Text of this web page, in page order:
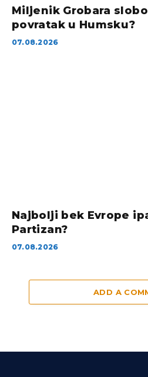
Miljenik Grobara
povratak u Humsku?
07.08.2026
Najbolji bek Evrope
Partizan?
07.08.2026
ADD A